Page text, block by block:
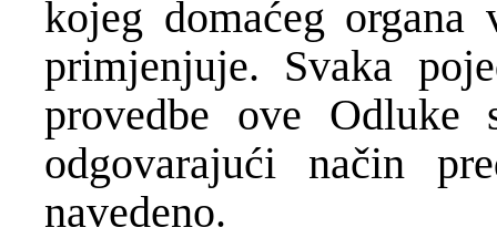
kojeg domaćeg
primjenjuje. Svaka
provedbe ove
odgovarajući način
navedeno.